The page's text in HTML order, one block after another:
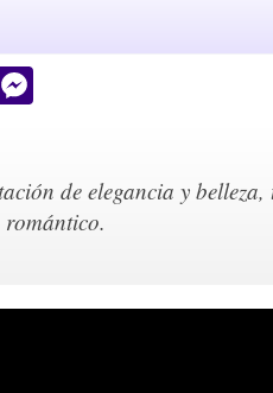
de elegancia y